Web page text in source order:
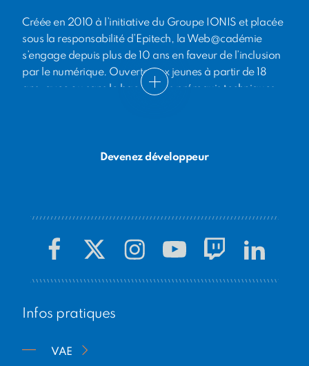
Créée en 2010 à l’initiative du Groupe IONIS et placée
sous la responsabilité d’Epitech, la Web@cadémie
s’engage depuis plus de 10 ans en faveur de l’inclusion
par le numérique. Ouverte aux jeunes à partir de 18
ans, avec ou sans le bac et sans prérequis techniques,
Epitech et ses partenaires institutionnels et entreprises.
Devenez développeur
Infos pratiques
VAE